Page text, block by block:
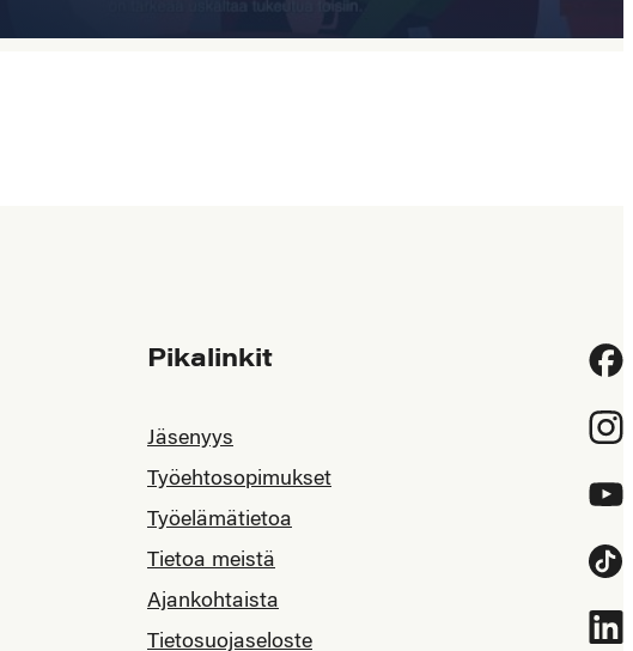
Pikalinkit
Jäsenyys
Työehtosopimukset
Työelämätietoa
Tietoa meistä
Ajankohtaista
Tietosuojaseloste